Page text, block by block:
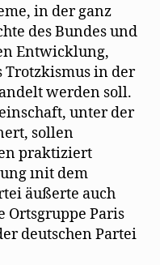
in der ganz
des Bundes und
Entwicklung,
Trotzkismus in der
werden soll.
unter der
sollen
praktiziert
ınit dem
äußerte auch
Ortsgruppe Paris
deutschen Partei